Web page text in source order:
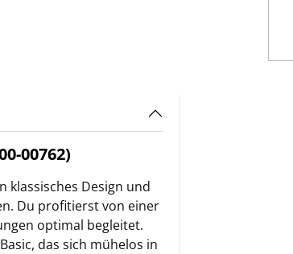
00762)
klassisches Design und
Du profitierst von einer
optimal begleitet.
das sich mühelos in